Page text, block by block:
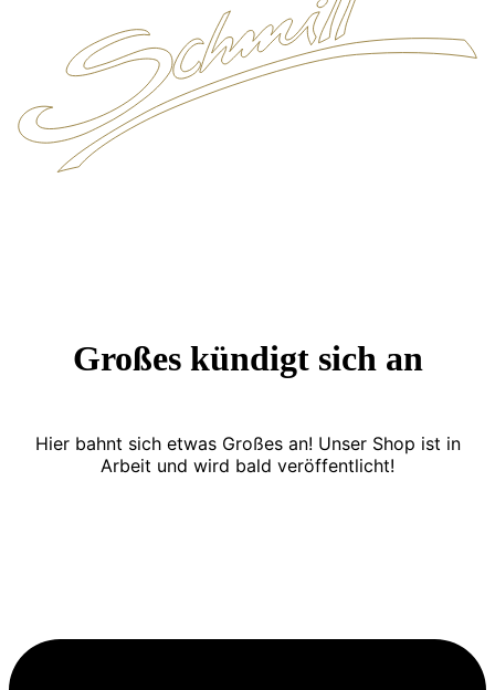
Großes kündigt sich an
Hier bahnt sich etwas Großes an! Unser Shop ist in
Arbeit und wird bald veröffentlicht!